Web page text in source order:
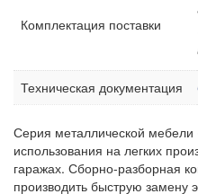
Антистатическая мебель
Мебель для чистых
Хранение метизов и
Стеллажи металлические
Шкафы металлические
Комплектация поставки
Техническая документация
Серия металлической мебели
использования на легких
гаражах. Сборно-разборная
производить быструю замену